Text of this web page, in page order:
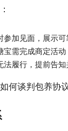
参加见面，展示可
宝需完成商定活
法履行，提前告知
何谈判包养协议